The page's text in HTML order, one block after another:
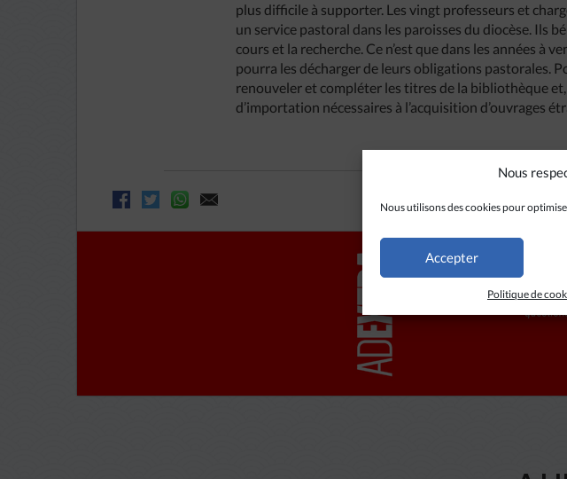
Nous
Nous utilisons des cookies pour
Accepter
Politique de
plus difficile à supporter. Les vingt professeurs et
un service pastoral dans les paroisses du diocèse. Ils
cours et la recherche. Ce n’est que dans les années à
pourra les décharger de leurs obligations pastorales.
renouveler et compléter les titres de la bibliothèque
d’importation nécessaires à l’acquisition d’ouvrages